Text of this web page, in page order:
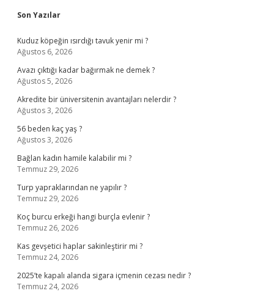
Sidebar
Son Yazılar
Kuduz köpeğin ısırdığı tavuk yenir mi ?
Ağustos 6, 2026
Avazı çıktığı kadar bağırmak ne demek ?
Ağustos 5, 2026
Akredite bir üniversitenin avantajları nelerdir ?
Ağustos 3, 2026
56 beden kaç yaş ?
Ağustos 3, 2026
Bağlan kadın hamile kalabilir mi ?
Temmuz 29, 2026
Turp yapraklarından ne yapılır ?
Temmuz 29, 2026
Koç burcu erkeği hangi burçla evlenir ?
Temmuz 26, 2026
Kas gevşetici haplar sakinleştirir mi ?
Temmuz 24, 2026
2025’te kapalı alanda sigara içmenin cezası nedir ?
Temmuz 24, 2026